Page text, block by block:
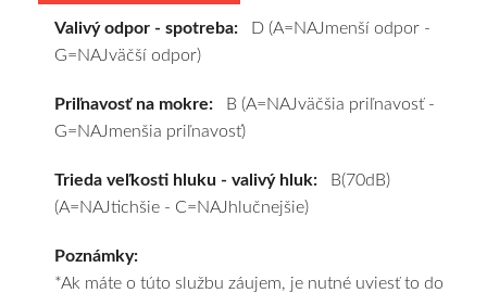
disky
podľa
vášho
pošleme
zadarmo.
Valivý odpor - spotreba: D (A=NAJmenší odpor -
G=NAJväčší odpor)
Priľnavosť na mokre: B (A=NAJväčšia priľnavosť -
G=NAJmenšia priľnavosť)
Trieda veľkosti hluku - valivý hluk: B(70dB)
(A=NAJtichšie - C=NAJhlučnejšie)
Poznámky:
*Ak máte o túto službu záujem, je nutné uviesť to do